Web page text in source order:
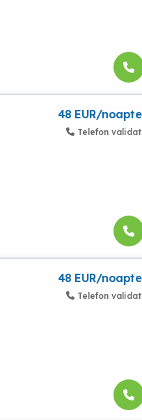
48 EUR/noapte
Telefon validat
48 EUR/noapte
Telefon validat